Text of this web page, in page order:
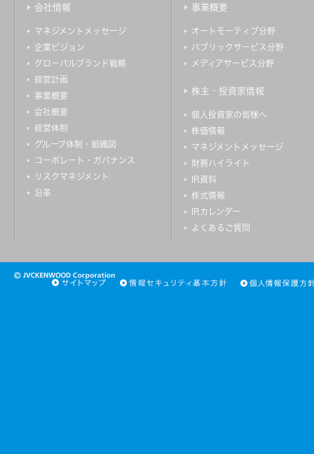
会社情報
マネジメントメッセージ
企業ビジョン
グローバルブランド戦略
経営計画
事業概要
会社概要
経営体制
グループ体制・組織図
コーポレート・ガバナンス
リスクマネジメント
沿革
事業概要
オートモーティブ分野
パブリックサービス分野
メディアサービス分野
株主・投資家情報
個人投資家の皆様へ
株価情報
マネジメントメッセージ
財務ハイライト
IR資料
株式情報
IRカレンダー
よくあるご質問